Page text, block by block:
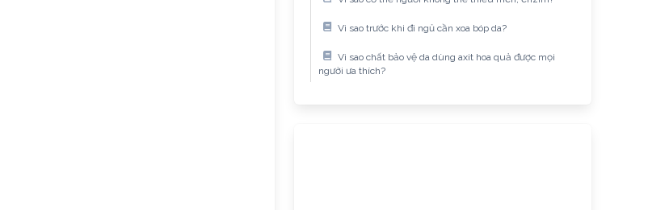
Vì sao trước khi đi ngủ cần xoa bóp da?
Vì sao chất bảo vệ da dùng axit hoa quả được mọi
người ưa thích?